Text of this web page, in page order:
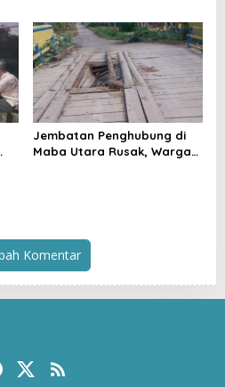
Percepat Pencacahan
SE2026
Jembatan Penghubung di
Maba Utara Rusak, Warga
Komentar